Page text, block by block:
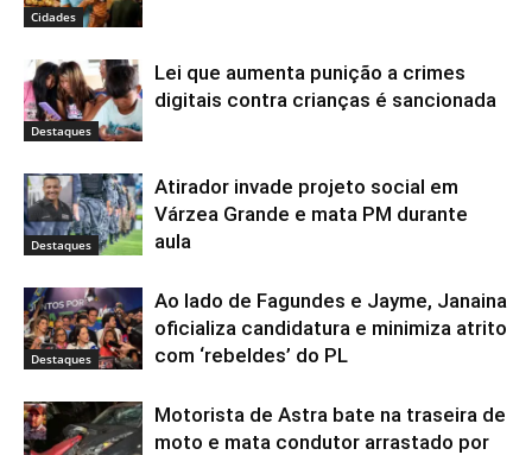
Cidades
Destaques
Lei que aumenta punição a crimes
digitais contra crianças é sancionada
Destaques
Atirador invade projeto social em
Várzea Grande e mata PM durante
aula
Destaques
Ao lado de Fagundes e Jayme, Janaina
oficializa candidatura e minimiza atrito
com ‘rebeldes’ do PL
Motorista de Astra bate na traseira de
moto e mata condutor arrastado por